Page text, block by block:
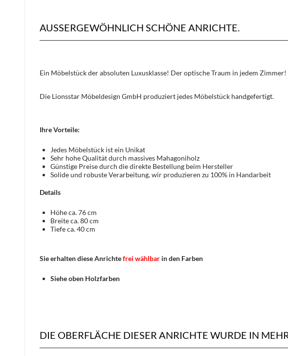
AUSSERGEWÖHNLICH SCHÖNE ANRICHTE.
Ein Möbelstück der absoluten Luxusklasse! Der optische Traum in jedem Zimmer!
Die Lionsstar Möbeldesign GmbH produziert jedes Möbelstück handgefertigt.
Ihre Vorteile:
Jedes Möbelstück ist ein Unikat
Sehr hohe Qualität durch massives Mahagoniholz
Günstige Preise durch die direkte Bestellung beim Hersteller
Solide und robuste Verarbeitung, wir produzieren zu 100% in Handarbeit
Details
Höhe ca. 76 cm
Breite ca. 80 cm
Tiefe ca. 40 cm
Sie erhalten diese Anrichtefrei wählbar in den Farben
Siehe oben Holzfarben
DIE OBERFLÄCHE DIESER ANRICHTE WURDE IN